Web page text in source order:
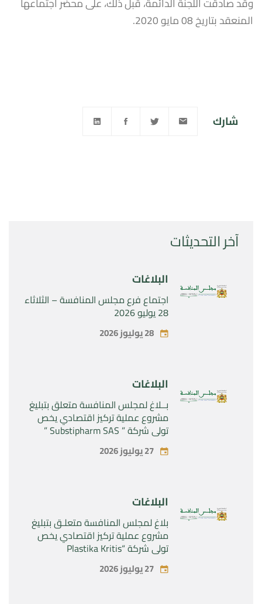
آخر التحديثات
البلاغات
اجتماع فرع مجلس المنافسة – الثلاثاء
28 يوليو 2026
28 يوليوز 2026
البلاغات
بــلاغ لمجلس المنافسة متعلق بتبليغ
مشروع عملية تركيز اقتصادي يخص
تولي شركة ” Substipharm SAS ”
المراقبة الحصرية للأصول والحقوق
المتعلقة بالمنتجين الصيدلانيين”
27 يوليوز 2026
البلاغات
بلاغ لمجلس المنافسة متعلـق بتبليغ
مشروع عملية تركيز اقتصادي يخص
تولي شركة “Plastika Kritis
SA”المراقبة الحصرية لشركة
“Naturplas Industrial SARL” 27 يوليوز 2026
المنعقد بتاريخ 08 مايو 2020.
شارك